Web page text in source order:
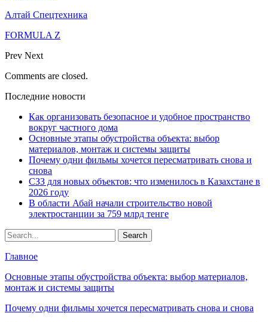
Алтай Спецтехника
FORMULA Z
Prev Next
Comments are closed.
Последние новости
Как организовать безопасное и удобное пространство
вокруг частного дома
Основные этапы обустройства объекта: выбор
материалов, монтаж и системы защиты
Почему одни фильмы хочется пересматривать снова и
снова
СЗЗ для новых объектов: что изменилось в Казахстане в
2026 году
В области Абай начали строительство новой
электростанции за 759 млрд тенге
Главное
Основные этапы обустройства объекта: выбор материалов,
монтаж и системы защиты
Почему одни фильмы хочется пересматривать снова и снова